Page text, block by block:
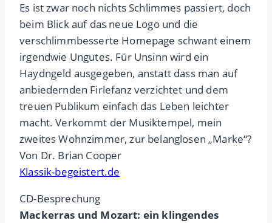
Es ist zwar noch nichts Schlimmes passiert, doch
beim Blick auf das neue Logo und die
verschlimmbesserte Homepage schwant einem
irgendwie Ungutes. Für Unsinn wird ein
Haydngeld ausgegeben, anstatt dass man auf
anbiedernden Firlefanz verzichtet und dem
treuen Publikum einfach das Leben leichter
macht. Verkommt der Musiktempel, mein
zweites Wohnzimmer, zur belanglosen „Marke“?
Von Dr. Brian Cooper
Klassik-begeistert.de
CD-Besprechung
Mackerras und Mozart: ein klingendes